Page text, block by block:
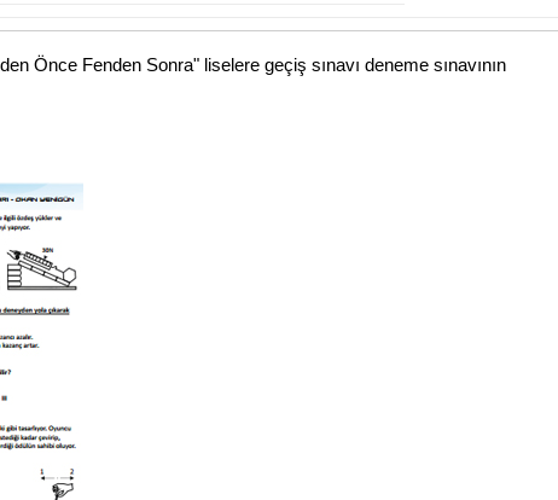
Önce Fenden Sonra" liselere geçiş sınavı deneme sınavının